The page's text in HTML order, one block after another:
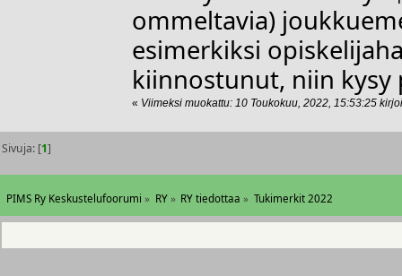
ommeltavia)
esimerkiksi
kiinnostunut, niin kysy
« Viimeksi muokattu: 10 Toukokuu, 2022, 15:53:25
Sivuja: [1]
PIMS Ry Keskustelufoorumi » RY» RY tiedottaa » Tukimerkit 2022